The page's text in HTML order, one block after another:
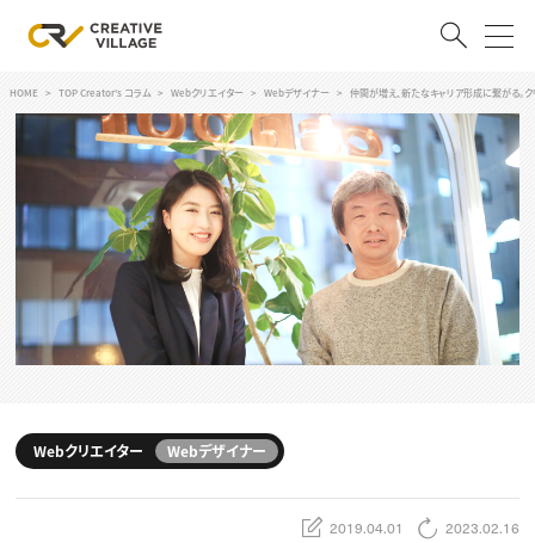
ログイン 会員登録
クリエイター求人を探す
CREATIVE JOB求人検索
特集求人
採用説明会
スキルアップしたい！
デザイン
TOP Creator’s コラム
HOME TOP Creator's コラム Webクリエイター Webデザイナー 仲間が増え、新たなキャリア形成に繋がる。
Webクリエイター Webデザイナー
2019.04.01 2023.02.16